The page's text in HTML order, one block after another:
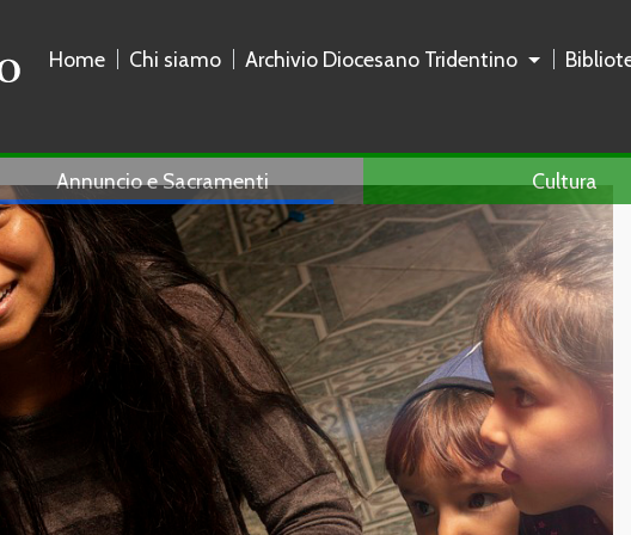
Home Chi siamo Archivio Diocesano Tridentino
Annuncio e Sacramenti Cultura